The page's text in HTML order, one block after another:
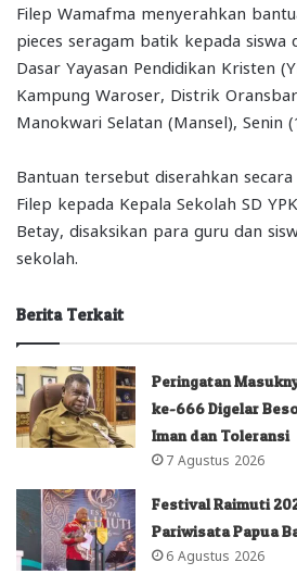
Filep Wamafma menyerahkan
pieces seragam batik kepada siswa
Dasar Yayasan Pendidikan Kristen
Kampung Waroser, Distrik
Manokwari Selatan (Mansel), Senin
Bantuan tersebut diserahkan
Filep kepada Kepala Sekolah SD
Betay, disaksikan para guru dan
sekolah.
Berita Terkait
Peringatan
ke-666 Digelar
Iman dan Toleransi
7 Agustus 2026
Festival Raimuti
Pariwisata Papua
6 Agustus 2026